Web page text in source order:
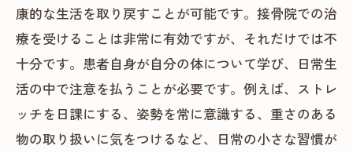
康的な生活を取り戻すことが可能です。接骨院での治
療を受けることは非常に有効ですが、それだけでは不
十分です。患者自身が自分の体について学び、日常生
活の中で注意を払うことが必要です。例えば、ストレ
ッチを日課にする、姿勢を常に意識する、重さのある
物の取り扱いに気をつけるなど、日常の小さな習慣が